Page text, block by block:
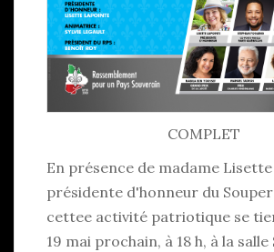
COMPLET
En présence de madame
présidente d'honneur du
cettee activité patriotique se
19 mai prochain, à 18 h, à la